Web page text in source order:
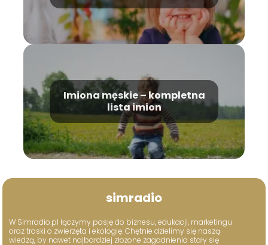
Imiona męskie – kompletna
lista imion
simradio
W Simradio.pl łączymy pasję do biznesu, edukacji, marketingu
oraz troski o zwierzęta i ekologię. Chętnie dzielimy się naszą
wiedzą, by nawet najbardziej złożone zagadnienia stały się